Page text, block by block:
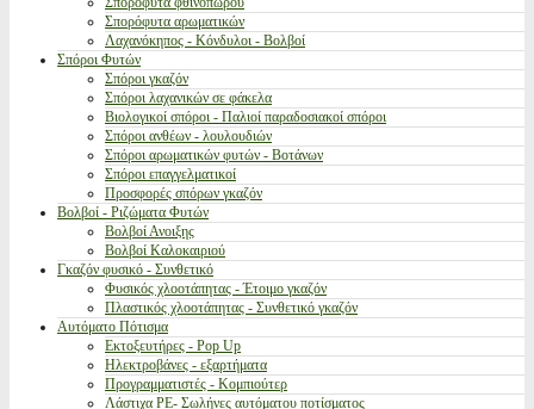
Σπορόφυτα αρωματικών
Λαχανόκηπος - Κόνδυλοι - Βολβοί
Σπόροι Φυτών
Σπόροι γκαζόν
Σπόροι λαχανικών σε φάκελα
Βιολογικοί σπόροι - Παλιοί παραδοσιακοί σπόροι
Σπόροι ανθέων - λουλουδιών
Σπόροι αρωματικών φυτών - Βοτάνων
Σπόροι επαγγελματικοί
Προσφορές σπόρων γκαζόν
Βολβοί - Ριζώματα Φυτών
Βολβοί Ανοιξης
Βολβοί Καλοκαιριού
Γκαζόν φυσικό - Συνθετικό
Φυσικός χλοοτάπητας - Έτοιμο γκαζόν
Πλαστικός χλοοτάπητας - Συνθετικό γκαζόν
Αυτόματο Πότισμα
Εκτοξευτήρες - Pop Up
Ηλεκτροβάνες - εξαρτήματα
Προγραμματιστές - Κομπιούτερ
Λάστιχα PE- Σωλήνες αυτόματου ποτίσματος